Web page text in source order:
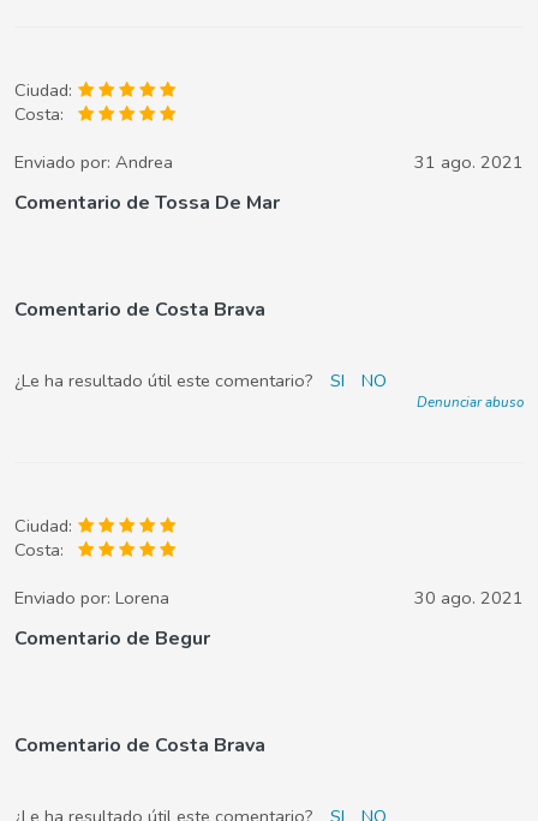
Ciudad:
Costa:
Enviado por: Andrea 31 ago. 2021
Comentario de Tossa De Mar
Comentario de Costa Brava
¿Le ha resultado útil este comentario? SI NO
Denunciar abuso
Ciudad:
Costa:
Enviado por: Lorena 30 ago. 2021
Comentario de Begur
Comentario de Costa Brava
¿Le ha resultado útil este comentario? SI NO